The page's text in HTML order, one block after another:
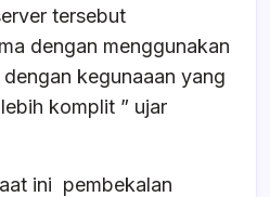
tersebut
dengan menggunakan
kegunaaan yang
komplit ” ujar
ini pembekalan